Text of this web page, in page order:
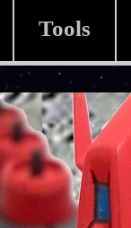
Tools